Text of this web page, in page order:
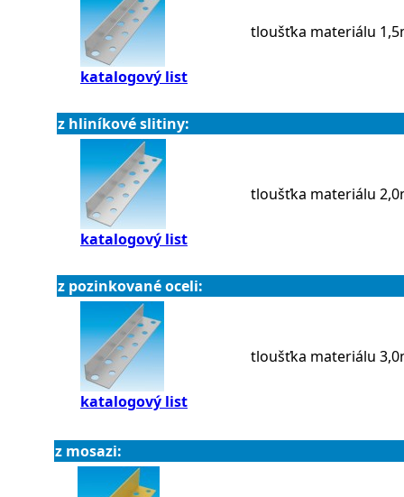
katalogový list
tloušťka materiálu
z hliníkové slitiny:
katalogový list
tloušťka materiálu
z pozinkované oceli:
katalogový list
tloušťka materiálu
z mosazi: